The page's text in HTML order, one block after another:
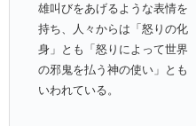
雄叫びをあげるような表情を
持ち、人々からは「怒りの化
身」とも「怒りによって世界
の邪鬼を払う神の使い」とも
いわれている。